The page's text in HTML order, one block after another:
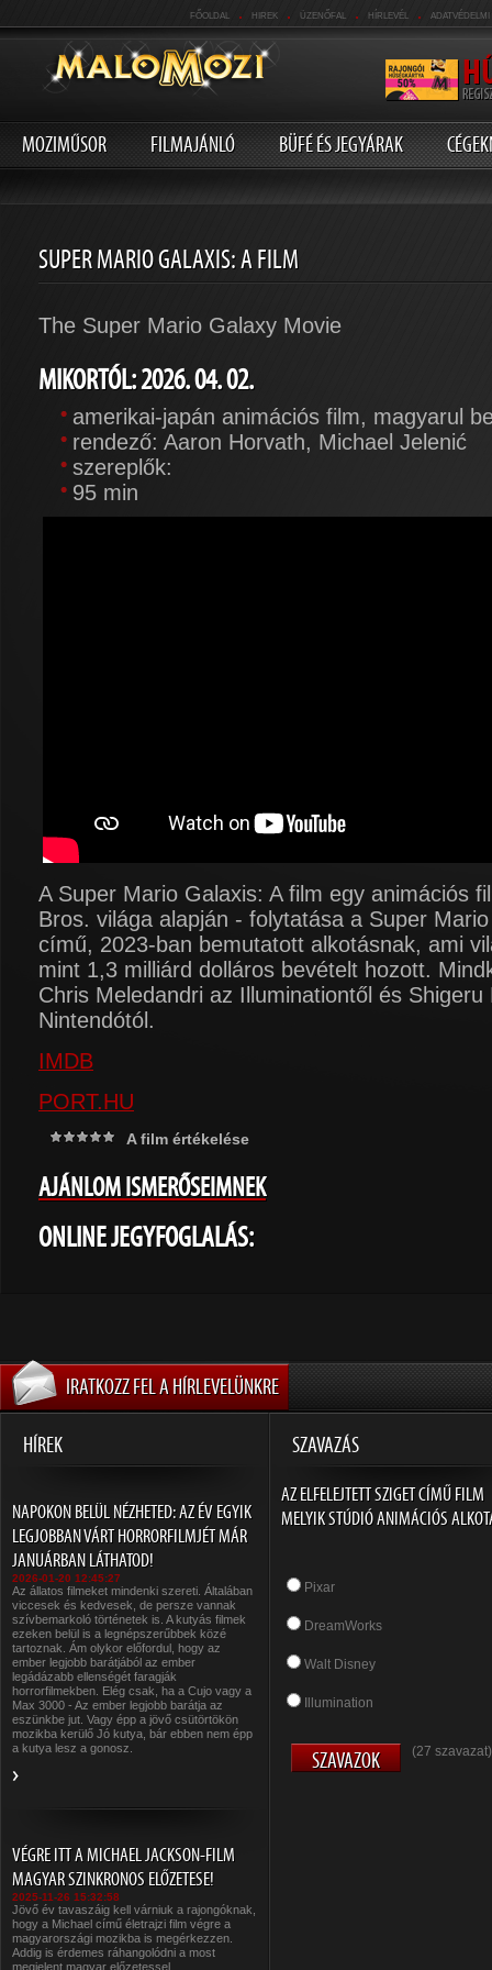
FŐOLDAL . HIREK . ÜZENŐFAL . HÍRLEVÉL . ADATVÉDELMI
MOZIMŰSOR FILMAJÁNLÓ BÜFÉ ÉS JEGYÁRAK
SUPER MARIO GALAXIS: A FILM
The Super Mario Galaxy Movie
MIKORTÓL: 2026. 04. 02.
amerikai-japán animációs film, magyarul
rendező: Aaron Horvath, Michael Jelenić
szereplők:
95 min
A Super Mario Galaxis: A film egy animációs
Bros. világa alapján - folytatása a Super
című, 2023-ban bemutatott alkotásnak, ami
mint 1,3 milliárd dolláros bevételt hozott.
Chris Meledandri az Illuminationtől és Shigeru
Nintendótól.
IMDB
PORT.HU
A film értékelése
AJÁNLOM ISMERŐSEIMNEK
ONLINE JEGYFOGLALÁS:
IRATKOZZ FEL A HÍRLEVELÜNKRE
HÍREK SZAVAZÁS
NAPOKON BELÜL NÉZHETED: AZ ÉV EGYIK
LEGJOBBAN VÁRT HORRORFILMJÉT MÁR
JANUÁRBAN LÁTHATOD!
2026-01-20 12:45:27
Az állatos filmeket mindenki szereti. Általában
viccesek és kedvesek, de persze vannak
szívbemarkoló történetek is. A kutyás filmek
ezeken belül is a legnépszerűbbek közé
tartoznak. Ám olykor előfordul, hogy az
ember legjobb barátjából az ember
legádázabb ellenségét faragják
horrorfilmekben. Elég csak, ha a Cujo vagy a
Max 3000 - Az ember legjobb barátja az
eszünkbe jut. Vagy épp a jövő csütörtökön
mozikba kerülő Jó kutya, bár ebben nem épp
a kutya lesz a gonosz.
VÉGRE ITT A MICHAEL JACKSON-FILM
MAGYAR SZINKRONOS ELŐZETESE!
2025-11-26 15:32:58
Jövő év tavaszáig kell várniuk a rajongóknak,
hogy a Michael című életrajzi film végre a
magyarországi mozikba is megérkezzen.
Addig is érdemes ráhangolódni a most
megjelent magyar előzetessel.
AZ ELFELEJTETT SZIGET CÍMŰ FILM
MELYIK STÚDIÓ ANIMÁCIÓS
Pixar
DreamWorks
Walt Disney
Illumination
(27 szavazat)